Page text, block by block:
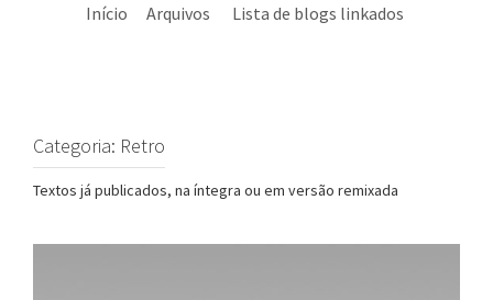
Início Arquivos Lista de blogs linkados
Categoria: Retro
Textos já publicados, na íntegra ou em versão remixada